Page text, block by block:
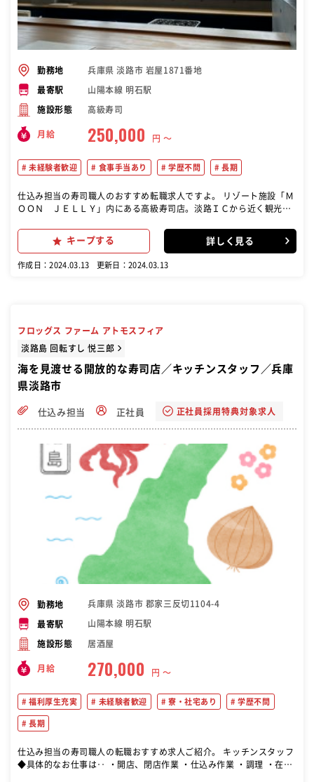
勤務地 兵庫県 淡路市 岩屋1871番地
最寄駅 山陽本線 明石駅
施設形態 高級寿司
月給 250,000 円 〜
未経験者歓迎 食事手当あり 学歴不問 長期
仕込み担当の寿司職人のおすすめ転職求人ですよ。 リゾート施設「Ｍ
ＯＯＮ ＪＥＬＬＹ」内にある高級寿司店。淡路ＩＣから近く観光客
員)、ホールスタッフ(アルバイト)の募集♪ 終電迄の勤務時間なども相
談のります。
キープする 詳しく見る
作成日：2024.03.13 更新日：2024.03.13
フロッグス ファーム アトモスフィア
淡路島 回転すし 悦三郎
海を見渡せる開放的な寿司店／キッチンスタッフ／兵庫
県淡路市
仕込み担当 正社員 正社員採用特典対象求人
勤務地 兵庫県 淡路市 郡家三反切1104-4
最寄駅 山陽本線 明石駅
施設形態 居酒屋
月給 270,000 円 〜
福利厚生充実 未経験者歓迎 寮・社宅あり 学歴不問
長期
仕込み担当の寿司職人の転職おすすめ求人ご紹介。 キッチンスタッフ
◆具体的なお仕事は‥ ・開店、閉店作業 ・仕込み作業 ・調理 ・在庫